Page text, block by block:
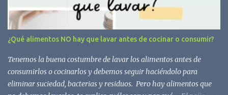
algunos consejos: - El orden de los ingredientes está determinado
por ley, por el porcentaje de mayor a menor contenido. Si el azúcar
ocupa uno de los tres primeros lugares, el producto es en su
mayoría azúcar. - El azúcar añadido aparece a menudo ocultado
a través de sinónimos. Hay decenas y, en ocasiones, aparecen
combinados ...
¿Qué alimentos NO hay que lavar antes de cocinar o consumir?
Tenemos la buena costumbre de lavar los alimentos antes de
consumirlos o cocinarlos y debemos seguir haciéndolo para
eliminar suciedad, bacterias y residuos. Pero hay alimentos que